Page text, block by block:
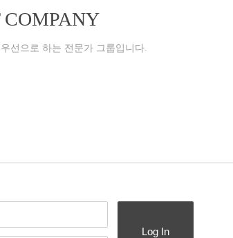
선으로 하는 전문가 그룹입니다.
Log In